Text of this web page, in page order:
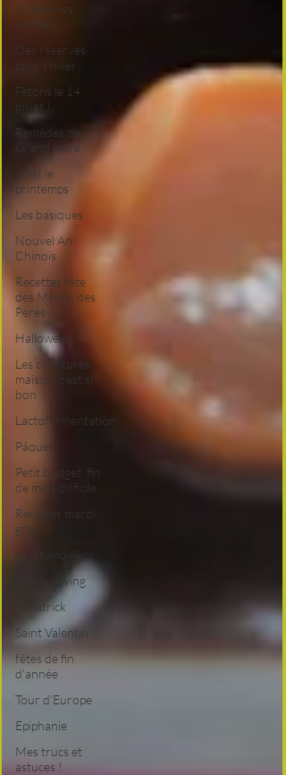
Conserves
sucrées
Des réserves
pour l'hiver
Fêtons le 14
juillet !
Remèdes de
Grand mère
C'est le
printemps
Les basiques
Nouvel An
Chinois
Recettes fête
des Mères, des
Pères
Halloween
Les confitures
maison, c'est si
bon
Lactofermentation
Pâques
Petit budget, fin
de mois difficile
Recettes mardi
gras
La Chandeleur
Thanksgiving
St Patrick
Saint Valentin
fêtes de fin
d'année
Tour d'Europe
Epiphanie
Mes trucs et
astuces !